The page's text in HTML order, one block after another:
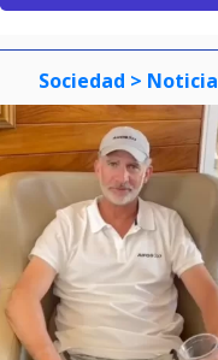
Sociedad > Noticia